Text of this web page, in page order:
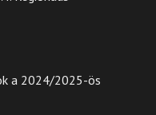
a 2024/2025-ös